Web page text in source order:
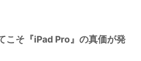
こそ『iPad Pro』の真価が発